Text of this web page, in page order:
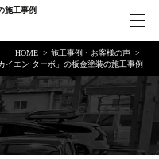
施工事例
HOME
施工事例・お客様の声
イエン ターボ」の板金塗装の施工事例